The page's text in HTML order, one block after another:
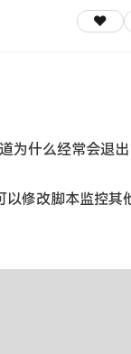
为什么经常会退
修改脚本监控其